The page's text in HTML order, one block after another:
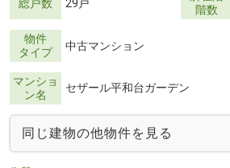
総戸数 29戸
階数
物件
タイプ
中古マンション
マンショ
ン名
セザール平和台ガーデン
同じ建物の他物件を見る